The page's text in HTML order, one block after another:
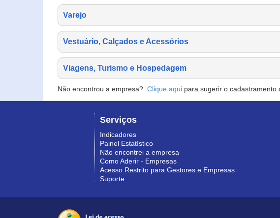
Varejo
Vestuário, Calçados e Acessórios
Viagens, Turismo e Hospedagem
Não encontrou a empresa? Clique aqui para sugerir o cadastramento
Serviços
Indicadores
Painel Estatístico
Não encontrei a empresa
Como Aderir - Empresas
Acesso Restrito para Gestores e Empresas
Suporte